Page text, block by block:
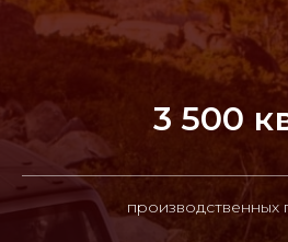
3 500
производственных